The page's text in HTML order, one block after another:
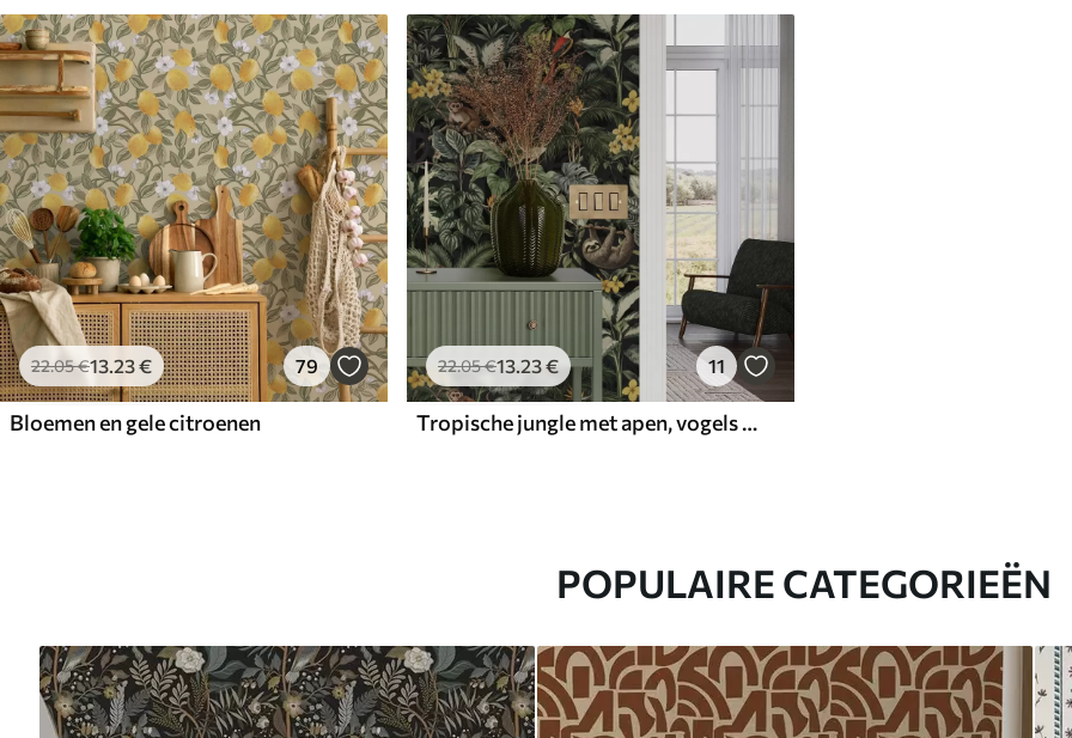
22.05€13.23€ 79
Bloemen en gele citroenen
22.05€13.23€ 11
Tropische jungle met apen, vogels en dicht gebladerte
POPULAIRE CATEGORIEËN